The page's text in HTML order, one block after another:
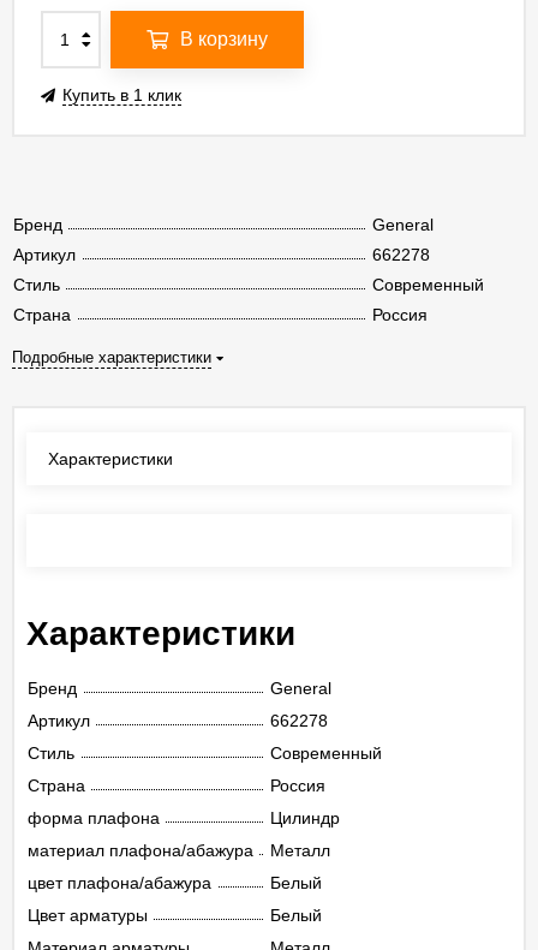
Бренд
General
Артикул
662278
Стиль
Современный
Страна
Россия
Подробные характеристики
В корзину
Купить в 1 клик
Характеристики
Характеристики
Бренд
General
Артикул
662278
Стиль
Современный
Страна
Россия
форма плафона
Цилиндр
материал плафона/абажура
Металл
цвет плафона/абажура
Белый
Цвет арматуры
Белый